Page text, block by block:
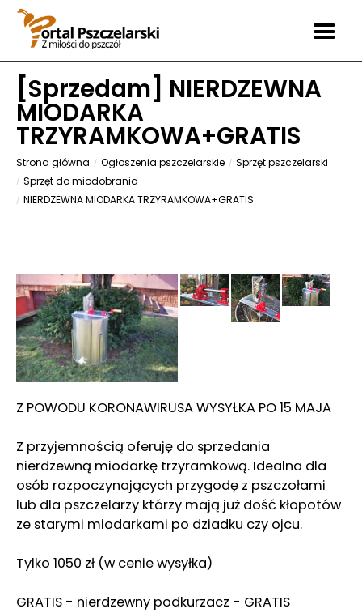
[Sprzedam] NIERDZEWNA
MIODARKA
TRZYRAMKOWA+GRATIS
Strona główna Ogłoszenia pszczelarskie
Sprzęt pszczelarski
Sprzęt do miodobrania
NIERDZEWNA MIODARKA TRZYRAMKOWA+GRATIS
Z POWODU KORONAWIRUSA WYSYŁKA PO 15 MAJA
Z przyjemnością oferuję do sprzedania
nierdzewną miodarkę trzyramkową. Idealna dla
osób rozpoczynających przygodę z pszczołami
lub dla pszczelarzy którzy mają już dość kłopotów
ze starymi miodarkami po dziadku czy ojcu.
Tylko 1050 zł (w cenie wysyłka)
GRATIS - nierdzewny podkurzacz - GRATIS